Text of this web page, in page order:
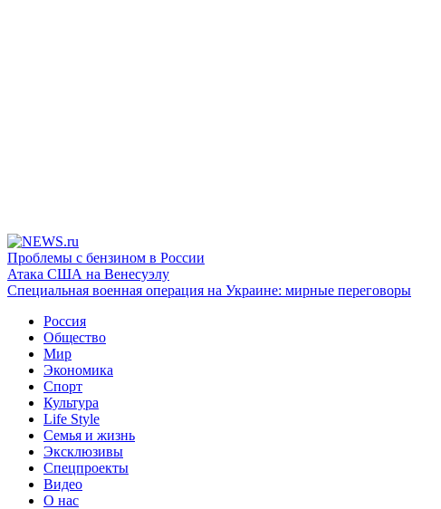
Проблемы с бензином в России
Атака США на Венесуэлу
Специальная военная операция на Украине: мирные переговоры
Россия
Общество
Мир
Экономика
Спорт
Культура
Life Style
Семья и жизнь
Эксклюзивы
Спецпроекты
Видео
О нас